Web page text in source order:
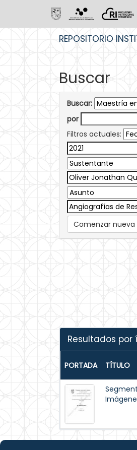
REPOSITORIO
Buscar
Buscar:
por
Filtros actuales:
Comenzar nueva
Resultados por
PORTADA TÍTULO